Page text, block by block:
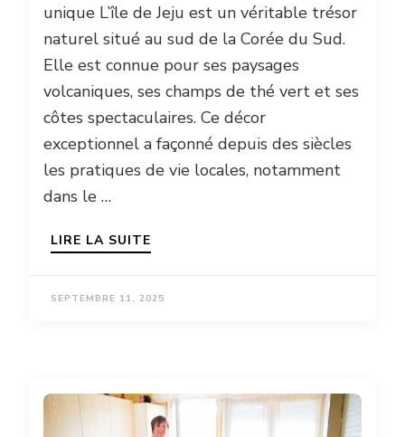
unique L’île de Jeju est un véritable trésor
naturel situé au sud de la Corée du Sud.
Elle est connue pour ses paysages
volcaniques, ses champs de thé vert et ses
côtes spectaculaires. Ce décor
exceptionnel a façonné depuis des siècles
les pratiques de vie locales, notamment
dans le …
LIRE LA SUITE
SEPTEMBRE 11, 2025